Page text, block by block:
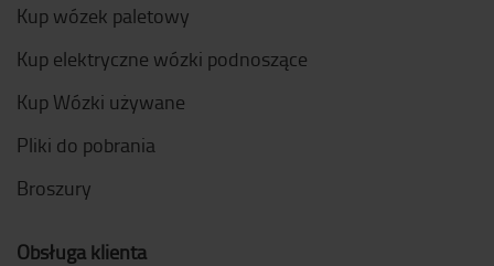
Kup wózek paletowy
Kup elektryczne wózki podnoszące
Kup Wózki używane
Pliki do pobrania
Broszury
Obsługa klienta